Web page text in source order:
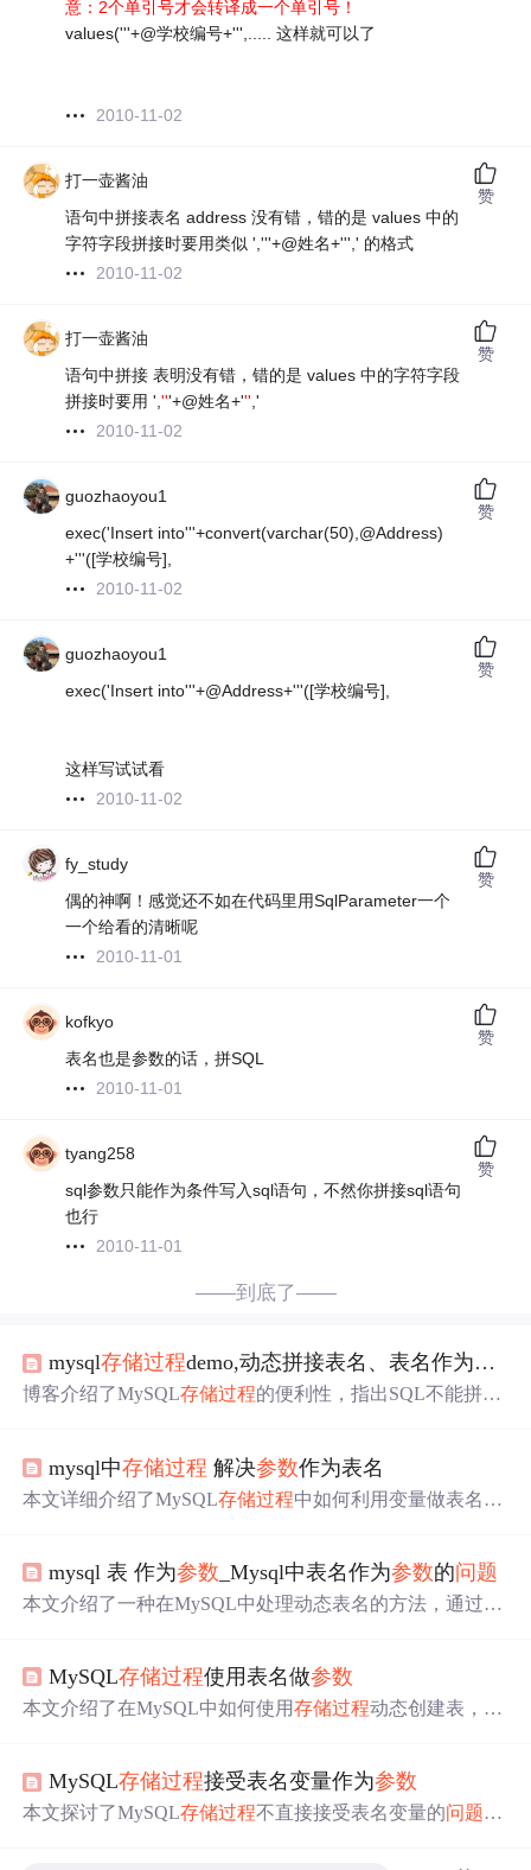
意：2个单引号才会转译成一个单引号！
values('''+@学校编号+''',..... 这样就可以了
2010-11-02
打一壶酱油
语句中拼接表名 address 没有错，错的是 values 中的
字符字段拼接时要用类似 ','''+@姓名+''',' 的格式
2010-11-02
赞
打一壶酱油
语句中拼接 表明没有错，错的是 values 中的字符字段
拼接时要用 ','''+@姓名+''','
2010-11-02
赞
guozhaoyou1
exec('Insert into'''+convert(varchar(50),@Address)
+'''([学校编号],
2010-11-02
赞
guozhaoyou1
exec('Insert into'''+@Address+'''([学校编号],
这样写试试看
2010-11-02
赞
fy_study
偶的神啊！感觉还不如在代码里用SqlParameter一个
一个给看的清晰呢
2010-11-01
赞
kofkyo
表名也是参数的话，拼SQL
2010-11-01
赞
tyang258
sql参数只能作为条件写入sql语句，不然你拼接sql语句
也行
2010-11-01
赞
——到底了——
mysql存储过程demo,动态拼接表名、表名作为参数
博客介绍了MySQL存储过程的便利性，指出SQL不能拼接
二是利用 存储过程向表名后缀不同的分表批量插入测试数
据，还给出调试注意事项。
mysql中存储过程 解决参数作为表名
本文详细介绍了MySQL存储过程中如何利用变量做表名，
数 传递的注意事项，特别强调了在不同场景下如何正确使
用这些特性，以及在PHP调用MySQL存储过程时可能遇到
mysql 表 作为参数 _Mysql中表名作为参数的问题
本文介绍了一种在MySQL中处理动态表名的方法，通过存
MySQL存储过程使用表名做参数
本文介绍了在MySQL中如何使用存储过程动态创建表，特
的例子可能是错误的。
MySQL存储过程接受表名变量作为参数
本文探讨了MySQL存储过程不直接接受表名变量的问题，